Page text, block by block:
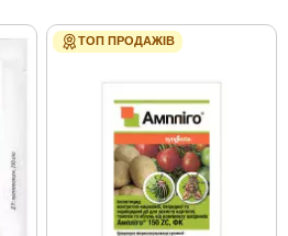
ТОП ПРОДАЖІВ